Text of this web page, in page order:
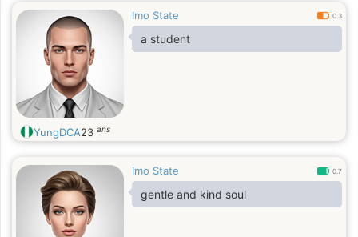
Imo State 0.3
a student
YungDCA23 ans
Imo State 0.7
gentle and kind soul